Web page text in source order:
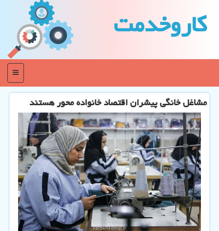
كاروخدمت
منو
مشاغل خانگی پیشران اقتصاد خانواده محور هستند